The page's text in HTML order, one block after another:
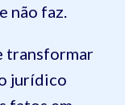
não faz.
transformar
jurídico